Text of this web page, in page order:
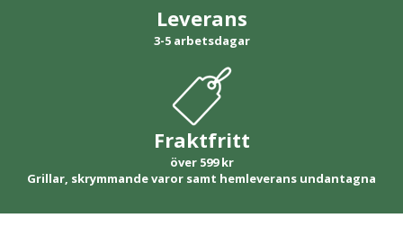
Leverans
3-5 arbetsdagar
Fraktfritt
över 599 kr
Grillar, skrymmande varor samt hemleverans undantagna